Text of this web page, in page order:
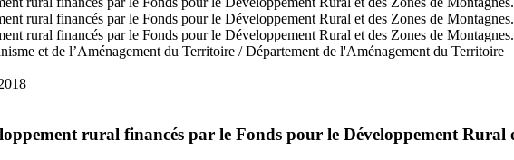
et de l’Aménagement du Territoire /Département de l'Aménagement du Territoire
rural financés par le Fonds pour le Développement Rural